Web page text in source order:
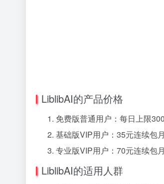
LiblibAI的产品价格
免费版普通用户：每日上限
基础版VIP用户：35元连续包
专业版VIP用户：70元连续包
LiblibAI的适用人群